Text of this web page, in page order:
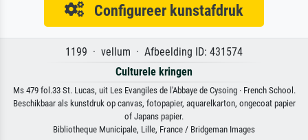
Configureer kunstafdruk
1199 · vellum · Afbeelding ID: 431574
Culturele kringen
Ms 479 fol.33 St. Lucas, uit Les Evangiles de l'Abbaye de Cysoing · French School.
Beschikbaar als kunstdruk op canvas, fotopapier, aquarelkarton, ongecoat papier
of Japans papier.
Bibliotheque Municipale, Lille, France / Bridgeman Images